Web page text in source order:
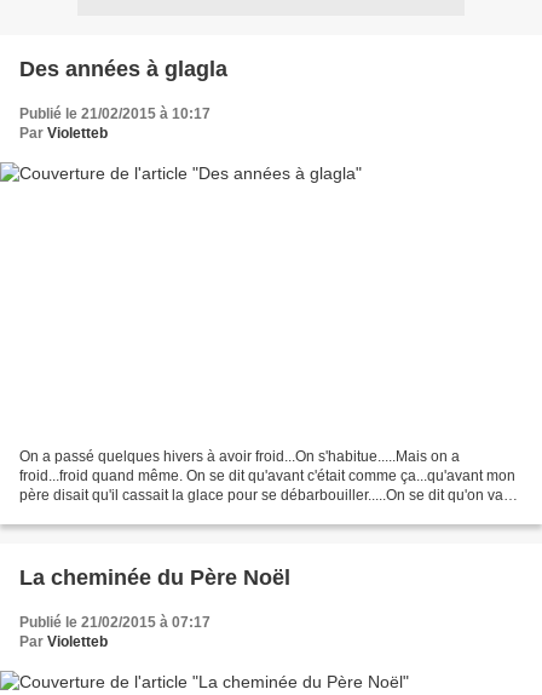
Des années à glagla
Publié le 21/02/2015 à 10:17
Par Violetteb
On a passé quelques hivers à avoir froid...On s'habitue.....Mais on a
froid...froid quand même. On se dit qu'avant c'était comme ça...qu'avant mon
père disait qu'il cassait la glace pour se débarbouiller.....On se dit qu'on va
La cheminée du Père Noël
Publié le 21/02/2015 à 07:17
Par Violetteb